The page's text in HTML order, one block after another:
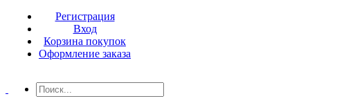
Регистрация
Вход
Корзина покупок
Оформление заказа